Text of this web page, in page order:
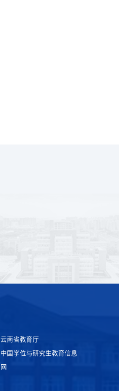
云南省教育厅
中国学位与研究生教育信息
网